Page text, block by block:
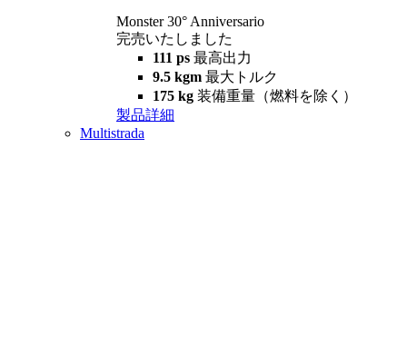
Monster 30° Anniversario
完売いたしました
111 ps 最高出力
9.5 kgm 最大トルク
175 kg 装備重量（燃料を除く）
製品詳細
Multistrada